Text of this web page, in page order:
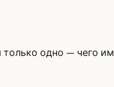
одно — чего